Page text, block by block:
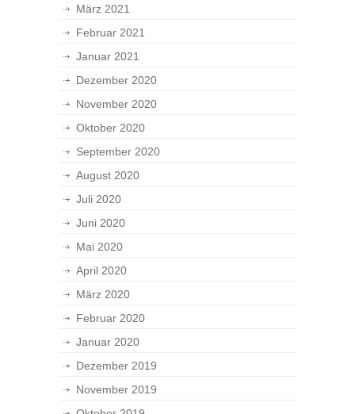
März 2021
Februar 2021
Januar 2021
Dezember 2020
November 2020
Oktober 2020
September 2020
August 2020
Juli 2020
Juni 2020
Mai 2020
April 2020
März 2020
Februar 2020
Januar 2020
Dezember 2019
November 2019